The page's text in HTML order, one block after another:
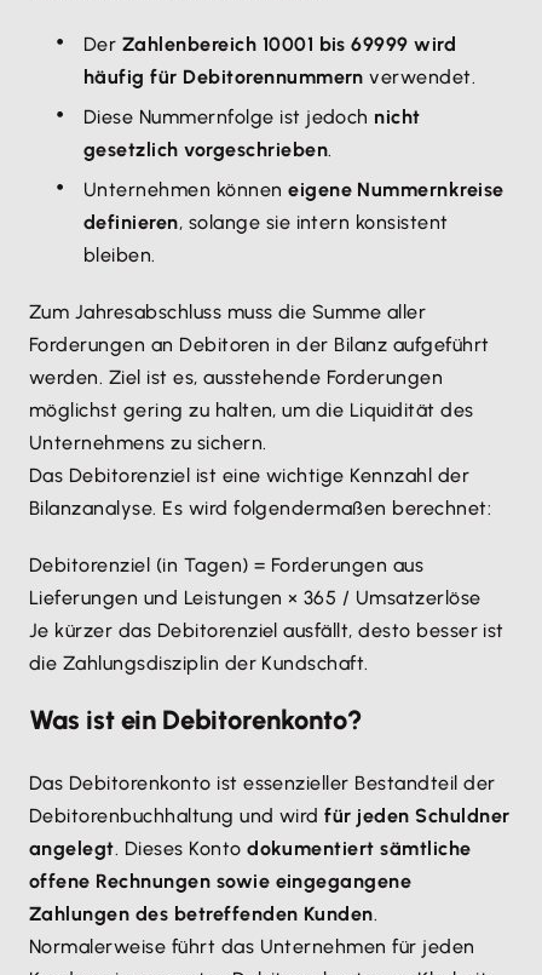
Der Zahlenbereich 10001 bis 69999 wird
häufig für Debitorennummern verwendet.
Diese Nummernfolge ist jedoch nicht
gesetzlich vorgeschrieben.
Unternehmen könneneigene Nummernkreise
definieren, solange sie intern konsistent
bleiben.
Zum Jahresabschluss muss die Summe aller
Forderungen an Debitoren in der Bilanz aufgeführt
werden. Ziel ist es, ausstehende Forderungen
möglichst gering zu halten, um die Liquidität des
Unternehmens zu sichern.
Das Debitorenziel ist eine wichtige Kennzahl der
Bilanzanalyse. Es wird folgendermaßen berechnet:
Debitorenziel (in Tagen) = Forderungen aus
Lieferungen und Leistungen × 365 / Umsatzerlöse
Je kürzer das Debitorenziel ausfällt, desto besser ist
die Zahlungsdisziplin der Kundschaft.
Was ist ein Debitorenkonto?
Das Debitorenkonto ist essenzieller Bestandteil der
Debitorenbuchhaltung und wirdfür jeden Schuldner
angelegt. Dieses Kontodokumentiert sämtliche
offene Rechnungen sowie eingegangene
Zahlungen des betreffenden Kunden.
Normalerweise führt das Unternehmen für jeden